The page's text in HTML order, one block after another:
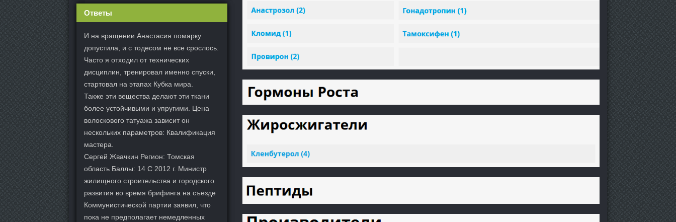
Ответы
И на вращении Анастасия помарку
допустила, и с тодесом не все срослось.
Часто я отходил от технических
дисциплин, тренировал именно спуски,
стартовал на этапах Кубка мира.
Также эти вещества делают эти ткани
более устойчивыми и упругими. Цена
волоскового татуажа зависит он
нескольких параметров: Квалификация
мастера.
Сергей Жвачкин Регион: Томская
область Баллы: 14 С 2012 г. Министр
жилищного строительства и городского
развития во время брифинга на съезде
Коммунистической партии заявил, что
пока не предполагает немедленных